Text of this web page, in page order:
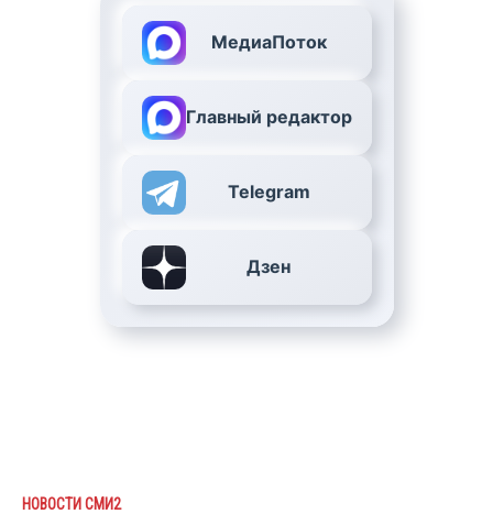
МедиаПоток
Главный редактор
Telegram
Дзен
НОВОСТИ СМИ2